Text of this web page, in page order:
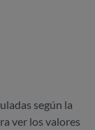
según la
ver los valores